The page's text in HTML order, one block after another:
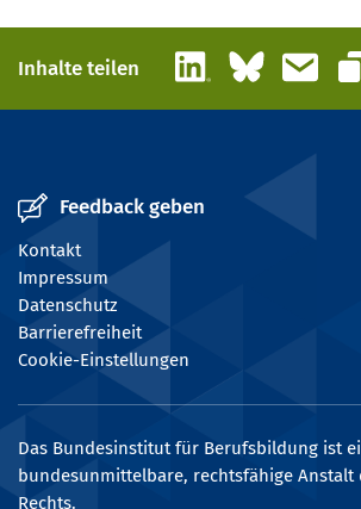
Inhalte teilen LinkedInBlueskyE-
Feedback geben
Kontakt
Impressum
Datenschutz
Barrierefreiheit
Cookie-Einstellungen
Das Bundesinstitut für Berufsbildung ist
bundesunmittelbare, rechtsfähige Anstalt
Rechts.